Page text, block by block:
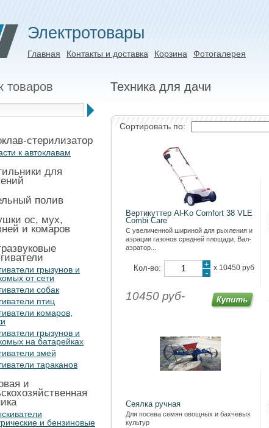
Электротовары
Главная Контакты и доставка Корзина Фотогалерея
товаров
стерилизатор
к автоклавам
для
полив
ос, мух,
и комаров
грызунов и
от сети
собак
птиц
комаров,
грызунов и
на батарейках
змей
тараканов
и
и бензиновые
Техника для дачи
Сортировать по:
Вертикуттер Al-Ko Comfort 38 VLE
Combi Care
С увеличенной шириной для рыхления и
аэрации газонов средней площади. Вал-
аэратор...
Кол-во: х 10450 руб
+
-
10450 руб-
Сеялка ручная
Для посева семян овощных и бахчевых
культур